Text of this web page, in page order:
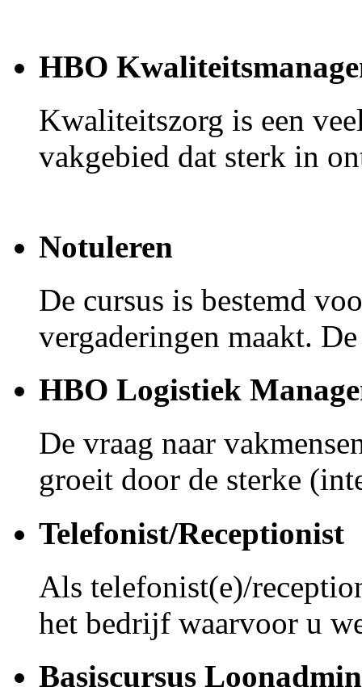
HBO
Kwaliteitszorg is een
vakgebied dat sterk in
Notuleren
De cursus is bestemd
vergaderingen maakt.
HBO Logistiek
De vraag naar
groeit door de sterke
Telefonist/Receptionist
Als telefonist(e)/
het bedrijf waarvoor u
Basiscursus